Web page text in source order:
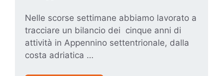
Nelle scorse settimane abbiamo lavorato a
tracciare un bilancio dei cinque anni di
attività in Appennino settentrionale, dalla
costa adriatica …